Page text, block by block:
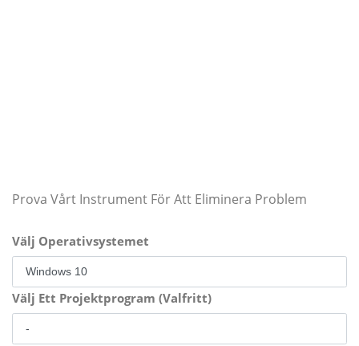
Prova Vårt Instrument För Att Eliminera Problem
Välj Operativsystemet
Välj Ett Projektprogram (Valfritt)